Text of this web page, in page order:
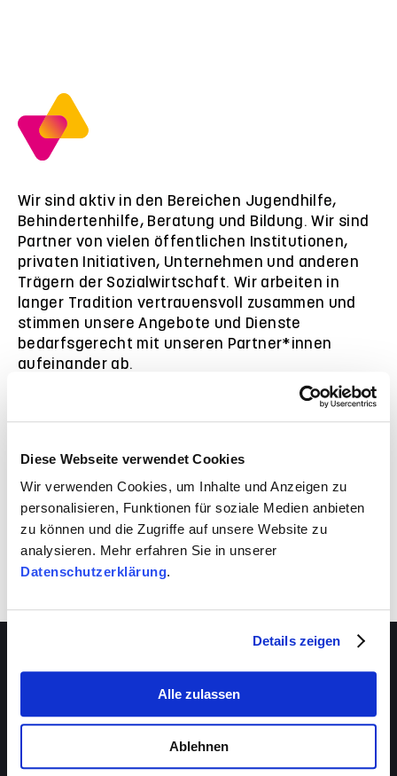
Diese Webseite verwendet Cookies
Wir verwenden Cookies, um Inhalte und Anzeigen zu
personalisieren, Funktionen für soziale Medien anbieten
zu können und die Zugriffe auf unsere Website zu
analysieren. Mehr erfahren Sie in unserer
Datenschutzerklärung.
Details zeigen
Alle zulassen
Ablehnen
Wir sind aktiv in den Bereichen Jugendhilfe,
Behindertenhilfe, Beratung und Bildung. Wir sind
Partner von vielen öffentlichen Institutionen,
privaten Initiativen, Unternehmen und anderen
Trägern der Sozialwirtschaft. Wir arbeiten in
langer Tradition vertrauensvoll zusammen und
stimmen unsere Angebote und Dienste
bedarfsgerecht mit unseren Partner*innen
aufeinander ab.
VIVA schafft auch für dich Entwicklungsräume.
Über VIVA
Die Stiftung